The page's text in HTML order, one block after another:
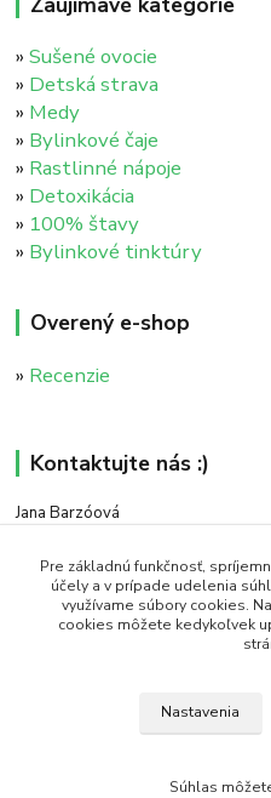
»Sušené ovocie
» Detská strava
» Medy
» Bylinkové čaje
» Rastlinné nápoje
» Detoxikácia
» 100% štavy
» Bylinkové tinktúry
Overený e-shop
» Recenzie
Kontaktujte nás :)
Jana Barzóová
(PO - PIA, 8:00 - 18:00)
objednavky@naturaj.sk
Icons made by Smashicons from
Pre základnú funkčnosť,
účely a v prípade udelenia
využívame súbory cookies.
cookies môžete kedykoľvek
Nastavenia
Súhlas